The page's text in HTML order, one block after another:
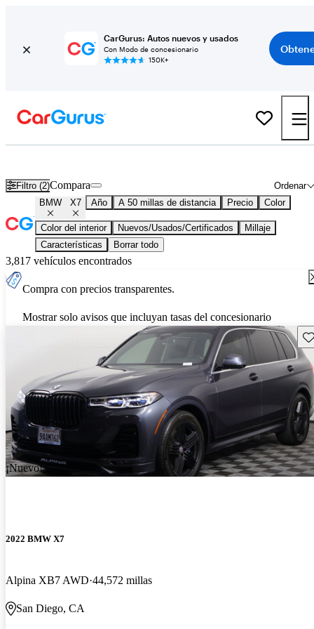
CarGurus: Autos nuevos y usados
Con Modo de concesionario
150K+
Filtro (2) Ordenar
Compara
BMW X7 Año A 50 millas de distancia Precio Color
Color del interior Nuevos/Usados/Certificados
Millaje
Características
Borrar todo
3,817 vehículos encontrados
Compra con precios transparentes.
Mostrar solo avisos que incluyan tasas del concesionario
¡Nuevo!
2022 BMW X7
Alpina XB7 AWD 44,572 millas
San Diego, CA